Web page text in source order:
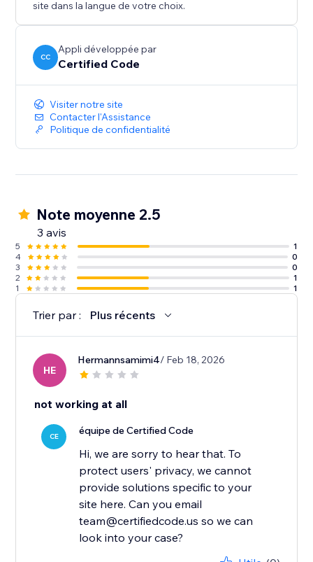
Que vous développiez une communauté, vendiez des
produits ou bloquiez du contenu premium, Social
Login élimine les frictions et renforce la confiance, ce
qui se traduit par davantage d'inscriptions, un
engagement plus élevé et des utilisateurs plus
satisfaits.
site dans la langue de votre choix.
CC
Appli développée par
Certified Code
Visiter notre site
Contacter l'Assistance
Politique de confidentialité
Note moyenne 2.5
3 avis
5
1
4
0
3
0
2
1
1
1
Trier par : Plus récents
HE
Hermannsamimi4/ Feb 18, 2026
not working at all
CE équipe de Certified Code
Hi, we are sorry to hear that. To
protect users' privacy, we cannot
provide solutions specific to your
site here. Can you email
team@certifiedcode.us so we can
look into your case?